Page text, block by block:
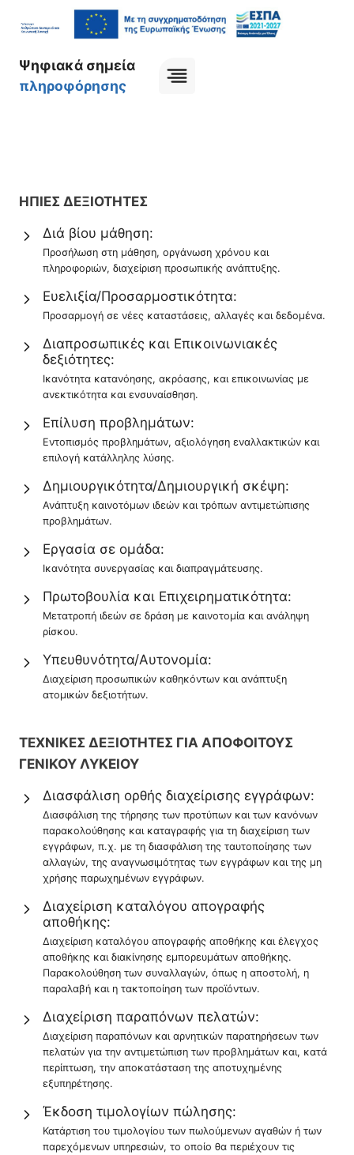
Ψηφιακά σημεία
πληροφόρησης
ΗΠΙΕΣ ΔΕΞΙΟΤΗΤΕΣ
Διά βίου μάθηση:
Προσήλωση στη μάθηση, οργάνωση χρόνου και
πληροφοριών, διαχείριση προσωπικής ανάπτυξης.
Ευελιξία/Προσαρμοστικότητα:
Προσαρμογή σε νέες καταστάσεις, αλλαγές και δεδομένα.
Διαπροσωπικές και Επικοινωνιακές
δεξιότητες:
Ικανότητα κατανόησης, ακρόασης, και επικοινωνίας με
ανεκτικότητα και ενσυναίσθηση.
Επίλυση προβλημάτων:
Εντοπισμός προβλημάτων, αξιολόγηση εναλλακτικών και
επιλογή κατάλληλης λύσης.
Δημιουργικότητα/Δημιουργική σκέψη:
Ανάπτυξη καινοτόμων ιδεών και τρόπων αντιμετώπισης
προβλημάτων.
Εργασία σε ομάδα:
Ικανότητα συνεργασίας και διαπραγμάτευσης.
Πρωτοβουλία και Επιχειρηματικότητα:
Μετατροπή ιδεών σε δράση με καινοτομία και ανάληψη
ρίσκου.
Υπευθυνότητα/Αυτονομία:
Διαχείριση προσωπικών καθηκόντων και ανάπτυξη
ατομικών δεξιοτήτων.
ΤΕΧΝΙΚΕΣ ΔΕΞΙΟΤΗΤΕΣ ΓΙΑ ΑΠΟΦΟΙΤΟΥΣ
ΓΕΝΙΚΟΥ ΛΥΚΕΙΟΥ
Διασφάλιση ορθής διαχείρισης εγγράφων:
Διασφάλιση της τήρησης των προτύπων και των κανόνων
παρακολούθησης και καταγραφής για τη διαχείριση των
εγγράφων, π.χ. με τη διασφάλιση της ταυτοποίησης των
αλλαγών, της αναγνωσιμότητας των εγγράφων και της μη
χρήσης παρωχημένων εγγράφων.
Διαχείριση καταλόγου απογραφής
αποθήκης:
Διαχείριση καταλόγου απογραφής αποθήκης και έλεγχος
αποθήκης και διακίνησης εμπορευμάτων αποθήκης.
Παρακολούθηση των συναλλαγών, όπως η αποστολή, η
παραλαβή και η τακτοποίηση των προϊόντων.
Διαχείριση παραπόνων πελατών:
Διαχείριση παραπόνων και αρνητικών παρατηρήσεων των
πελατών για την αντιμετώπιση των προβλημάτων και, κατά
περίπτωση, την αποκατάσταση της αποτυχημένης
εξυπηρέτησης.
Έκδοση τιμολογίων πώλησης:
Κατάρτιση του τιμολογίου των πωλούμενων αγαθών ή των
παρεχόμενων υπηρεσιών, το οποίο θα περιέχουν τις